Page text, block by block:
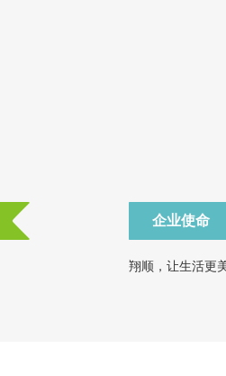
企业使命
翔顺，让生活更